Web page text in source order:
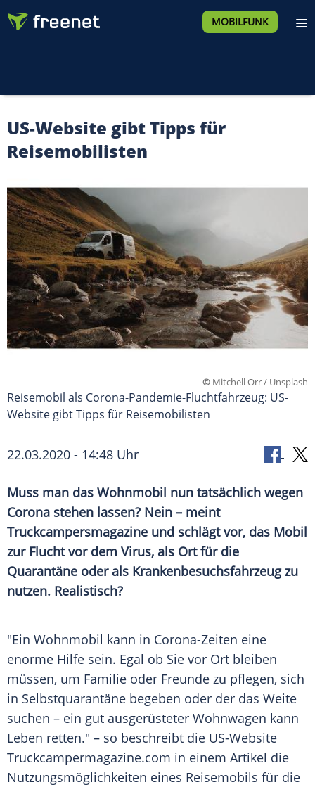
MOBILFUNK
US-Website gibt Tipps für
Reisemobilisten
© Mitchell Orr / Unsplash
Reisemobil als Corona-Pandemie-Fluchtfahrzeug: US-
Website gibt Tipps für Reisemobilisten
22.03.2020 - 14:48 Uhr
Muss man das Wohnmobil nun tatsächlich wegen
Corona stehen lassen? Nein – meint
Truckcampersmagazine und schlägt vor, das Mobil
zur Flucht vor dem Virus, als Ort für die
Quarantäne oder als Krankenbesuchsfahrzeugzu
nutzen. Realistisch?
"Ein Wohnmobil kann in Corona-Zeiten eine
enorme Hilfe sein. Egal ob Sie vor Ort bleiben
müssen, um Familie oder Freunde zu pflegen, sich
in Selbstquarantäne begeben oder der das Weite
suchen – ein gut ausgerüsteter Wohnwagen kann
Leben retten." – so beschreibt die US-Website
Truckcampermagazine.com in einem Artikel die
Nutzungsmöglichkeiten eines Reisemobils für die